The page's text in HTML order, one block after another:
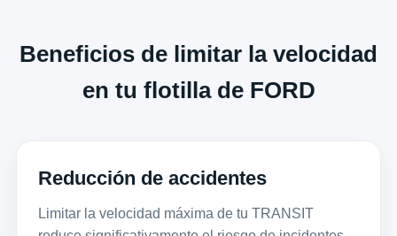
Beneficios de limitar la velocidad
en tu flotilla de FORD
Reducción de accidentes
Limitar la velocidad máxima de tu TRANSIT